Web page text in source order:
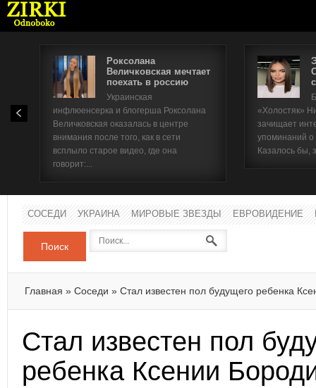
Роксолана
Величковская мечтает
поехать в россию
Украинская
инфлюенсерка и блогерша Роксолана
Величковская оказалась в центре
внимания после того, как в сети
всплыло старое видео, где она
говорит:...
«Холостяк»
зачищает
упоминаний
Казалось бы,
СОСЕДИ УКРАИНА МИРОВЫЕ ЗВЕЗДЫ ЕВРОВИДЕНИЕ
Поиск
Главная » Соседи » Стал известен пол будущего ребенка
Стал известен пол
ребенка Ксении
Имя